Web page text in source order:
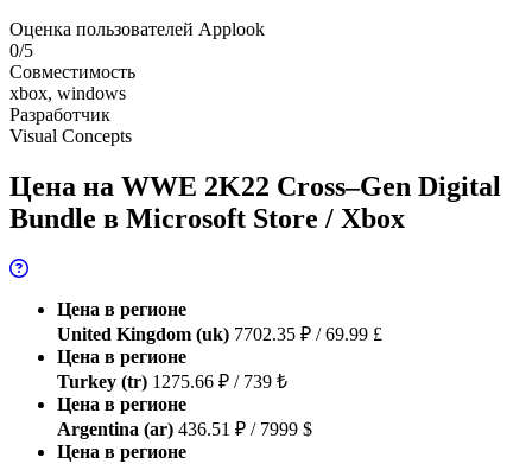
Оценка пользователей Applook
0/5
Совместимость
xbox, windows
Разработчик
Visual Concepts
Цена на WWE 2K22 Cross–Gen Digital
Bundle в Microsoft Store / Xbox
Цена в регионе
United Kingdom (uk) 7702.35 ₽ / 69.99 £
Цена в регионе
Turkey (tr) 1275.66 ₽ / 739 ₺
Цена в регионе
Argentina (ar) 436.51 ₽ / 7999 $
Цена в регионе